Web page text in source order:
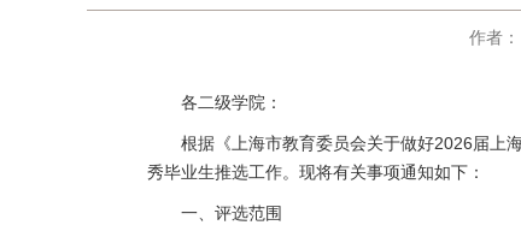
作者：
各二级学院：
根据《上海市教育委员会关于做好2026届上
秀毕业生推选工作。现将有关事项通知如下：
一、评选范围